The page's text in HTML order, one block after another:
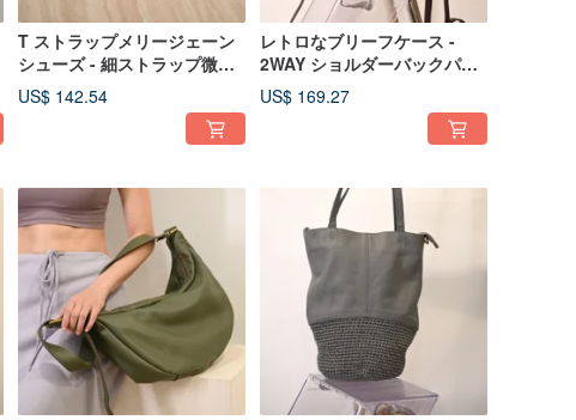
T ストラップメリージェーン
シューズ - 細ストラップ微ヒ
ールサンダル - シャンパン
US$ 142.54
レトロなブリーフケース -
2WAY ショルダーバックパッ
ク - 茶色
US$ 169.27